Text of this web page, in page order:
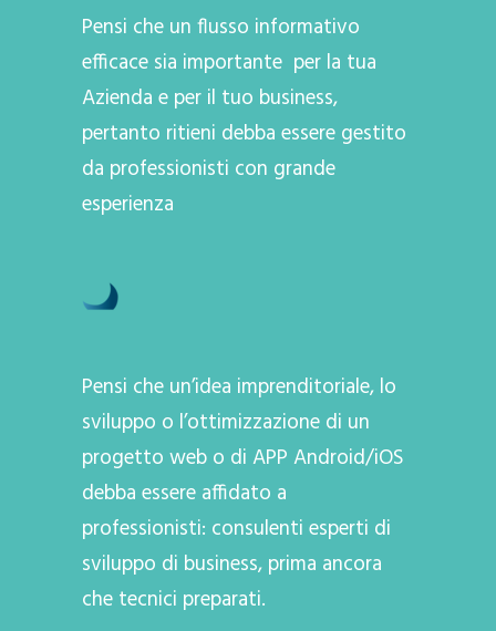
Pensi che un flusso informativo
efficace sia importante per la tua
Azienda e per il tuo business,
pertanto ritieni debba essere gestito
da professionisti con grande
esperienza
Pensi che un’idea imprenditoriale, lo
sviluppo o l’ottimizzazione di un
progetto web o di APP Android/iOS
debba essere affidato a
professionisti: consulenti esperti di
sviluppo di business, prima ancora
che tecnici preparati.